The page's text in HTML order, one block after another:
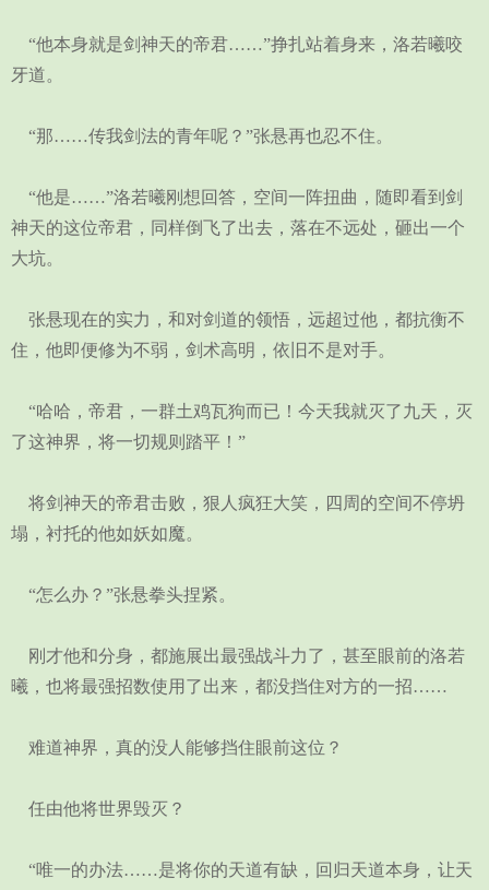
“他本身就是剑神天的帝君……”挣扎站着身来，洛若曦咬
牙道。
“那……传我剑法的青年呢？”张悬再也忍不住。
“他是……”洛若曦刚想回答，空间一阵扭曲，随即看到剑
神天的这位帝君，同样倒飞了出去，落在不远处，砸出一个
大坑。
张悬现在的实力，和对剑道的领悟，远超过他，都抗衡不
住，他即便修为不弱，剑术高明，依旧不是对手。
“哈哈，帝君，一群土鸡瓦狗而已！今天我就灭了九天，灭
了这神界，将一切规则踏平！”
将剑神天的帝君击败，狠人疯狂大笑，四周的空间不停坍
塌，衬托的他如妖如魔。
“怎么办？”张悬拳头捏紧。
刚才他和分身，都施展出最强战斗力了，甚至眼前的洛若
曦，也将最强招数使用了出来，都没挡住对方的一招……
难道神界，真的没人能够挡住眼前这位？
任由他将世界毁灭？
“唯一的办法……是将你的天道有缺，回归天道本身，让天